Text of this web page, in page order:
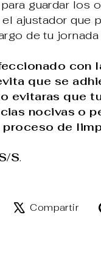
guardar los
ajustador que
de tu jornada
con
que se
evitaras que
nocivas o
de
S.
Compartir
Compartir